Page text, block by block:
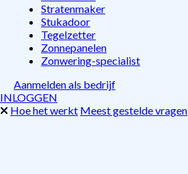
Stratenmaker
Stukadoor
Tegelzetter
Zonnepanelen
Zonwering-specialist
Aanmelden als bedrijf
INLOGGEN
Hoe het werkt Meest gestelde vragen